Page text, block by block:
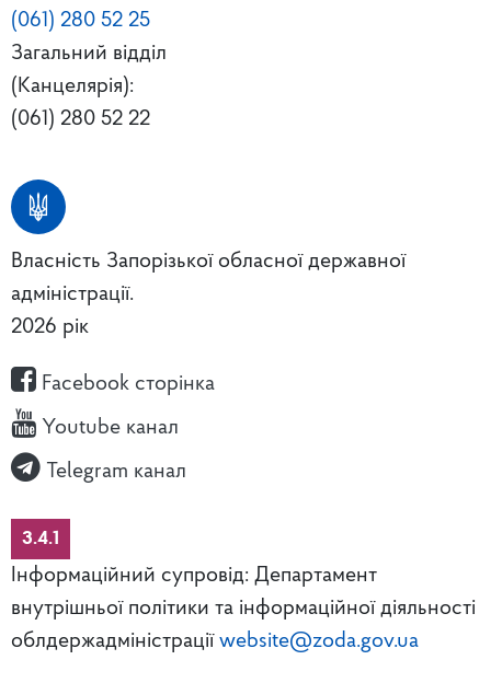
(061) 280 52 25
Загальний відділ
(Канцелярія):
(061) 280 52 22
Власність Запорізької обласної державної
адміністрації.
2026 рік
Facebook сторінка
Youtube канал
Telegram канал
3.4.1
Інформаційний супровід: Департамент
внутрішньої політики та інформаційної діяльності
облдержадміністрації website@zoda.gov.ua